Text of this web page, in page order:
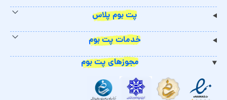
پت بوم پلاس
خدمات پت بوم
مجوزهای پت بوم